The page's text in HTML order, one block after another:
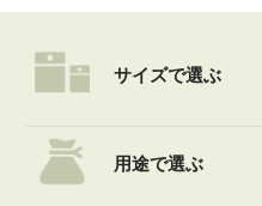
サイズで選ぶ
用途で選ぶ